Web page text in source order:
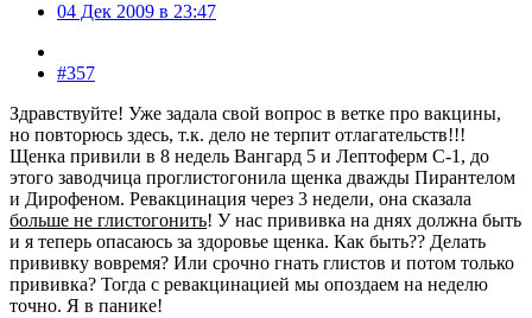
04 Дек 2009 в 23:47
#357
Здравствуйте! Уже задала свой вопрос в ветке про вакцины,
но повторюсь здесь, т.к. дело не терпит отлагательств!!!
Щенка привили в 8 недель Вангард 5 и Лептоферм С-1, до
этого заводчица проглистогонила щенка дважды Пирантелом
и Дирофеном. Ревакцинация через 3 недели, она сказала
больше не глистогонить! У нас прививка на днях должна быть
и я теперь опасаюсь за здоровье щенка. Как быть?? Делать
прививку вовремя? Или срочно гнать глистов и потом только
прививка? Тогда с ревакцинацией мы опоздаем на неделю
точно. Я в панике!